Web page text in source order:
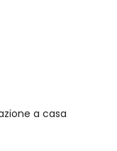
a casa